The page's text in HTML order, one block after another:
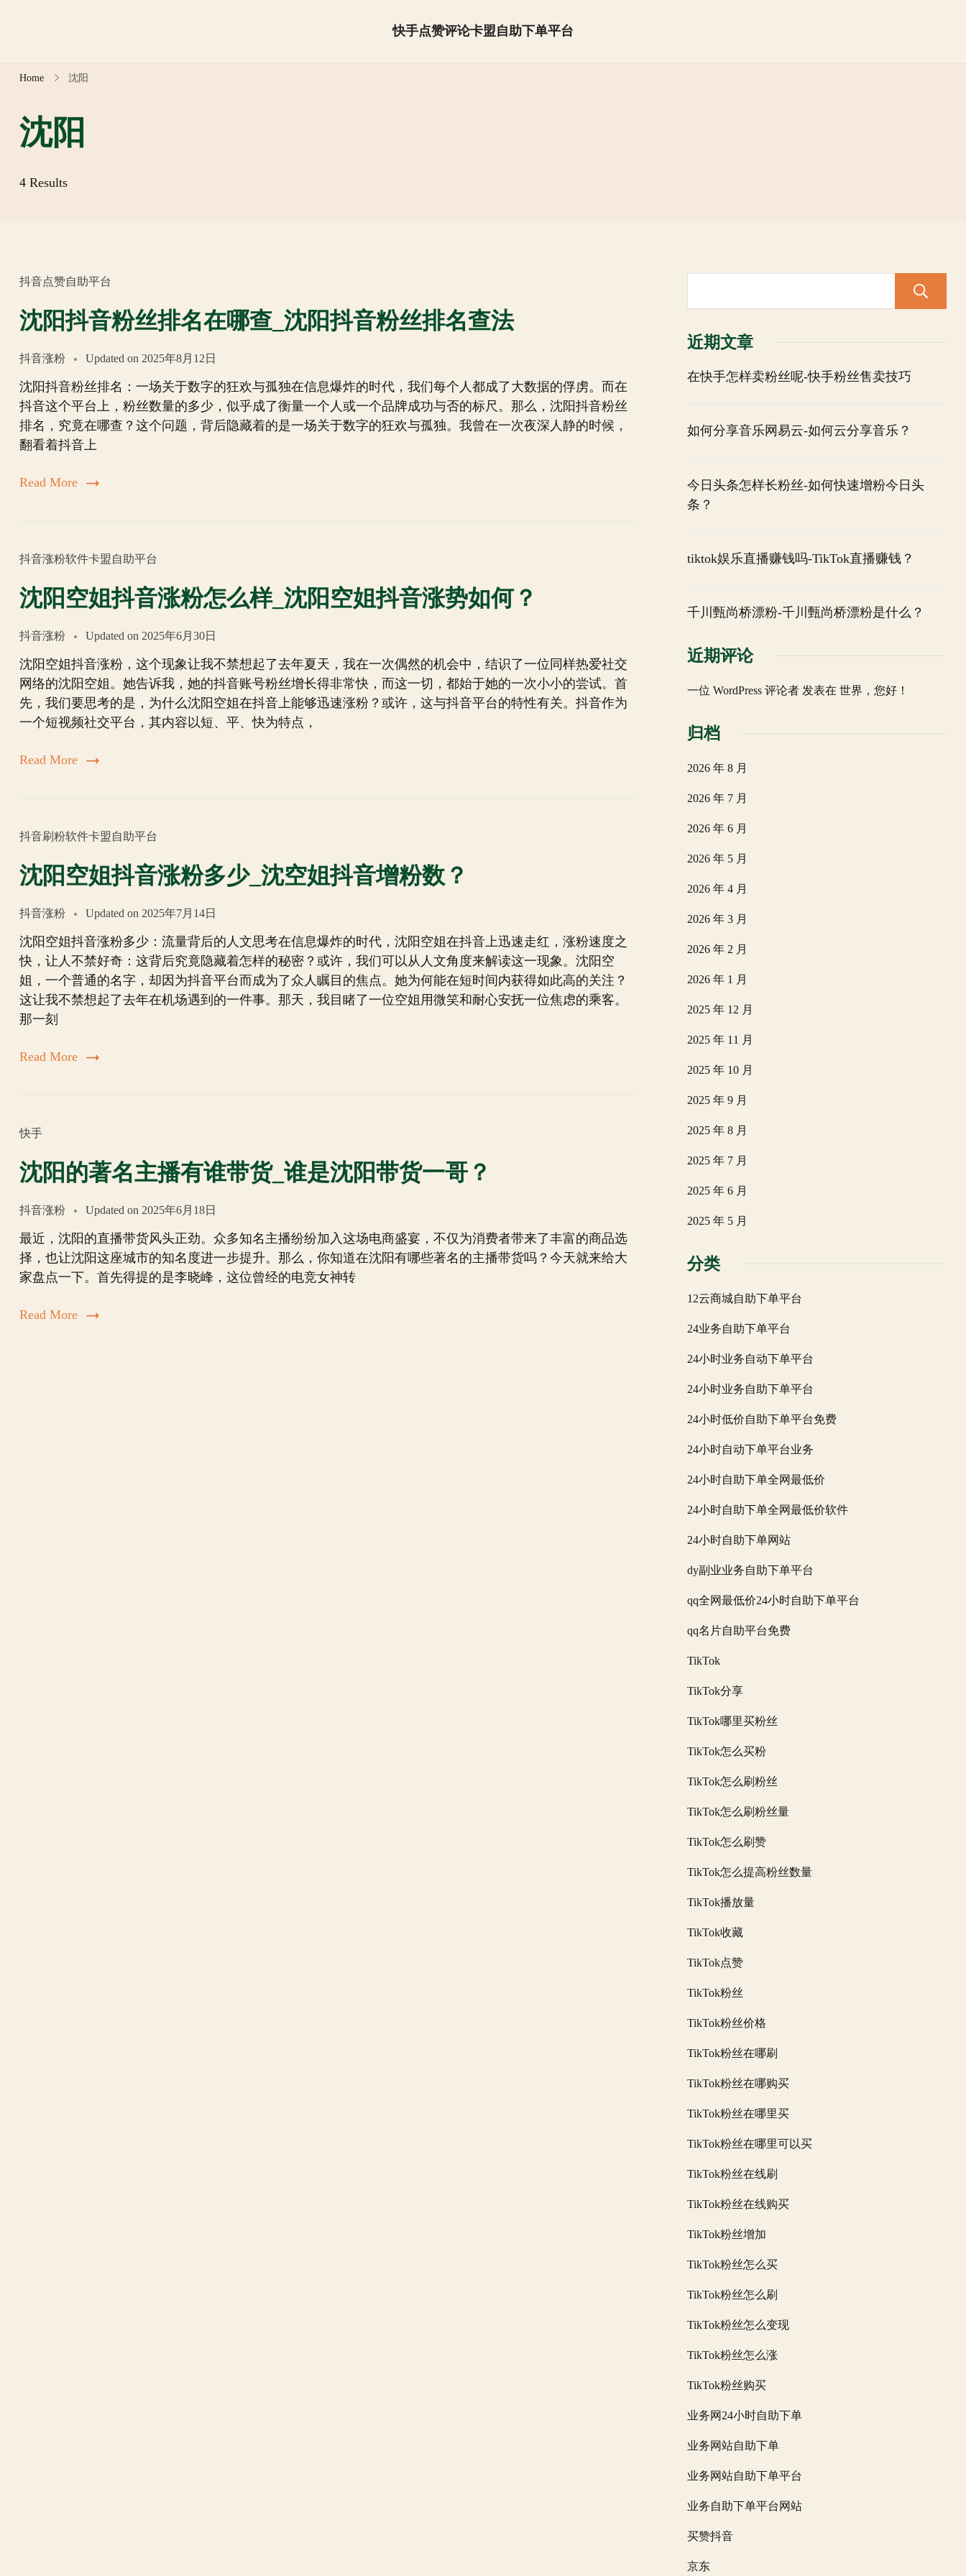
快手点赞评论卡盟自助下单平台
Home 沈阳
沈阳
4 Results
抖音点赞自助平台
沈阳抖音粉丝排名在哪查_沈阳抖音粉丝排名查法
抖音涨粉 Updated on 2025年8月12日
沈阳抖音粉丝排名：一场关于数字的狂欢与孤独在信息爆炸的时代，我们每个人都成了大数据的俘虏。而在
抖音这个平台上，粉丝数量的多少，似乎成了衡量一个人或一个品牌成功与否的标尺。那么，沈阳抖音粉丝
排名，究竟在哪查？这个问题，背后隐藏着的是一场关于数字的狂欢与孤独。我曾在一次夜深人静的时候，
翻看着抖音上
Read More
抖音涨粉软件卡盟自助平台
沈阳空姐抖音涨粉怎么样_沈阳空姐抖音涨势如何？
抖音涨粉 Updated on 2025年6月30日
沈阳空姐抖音涨粉，这个现象让我不禁想起了去年夏天，我在一次偶然的机会中，结识了一位同样热爱社交
网络的沈阳空姐。她告诉我，她的抖音账号粉丝增长得非常快，而这一切，都始于她的一次小小的尝试。首
先，我们要思考的是，为什么沈阳空姐在抖音上能够迅速涨粉？或许，这与抖音平台的特性有关。抖音作为
一个短视频社交平台，其内容以短、平、快为特点，
Read More
抖音刷粉软件卡盟自助平台
沈阳空姐抖音涨粉多少_沈空姐抖音增粉数？
抖音涨粉 Updated on 2025年7月14日
沈阳空姐抖音涨粉多少：流量背后的人文思考在信息爆炸的时代，沈阳空姐在抖音上迅速走红，涨粉速度之
快，让人不禁好奇：这背后究竟隐藏着怎样的秘密？或许，我们可以从人文角度来解读这一现象。沈阳空
姐，一个普通的名字，却因为抖音平台而成为了众人瞩目的焦点。她为何能在短时间内获得如此高的关注？
这让我不禁想起了去年在机场遇到的一件事。那天，我目睹了一位空姐用微笑和耐心安抚一位焦虑的乘客。
那一刻
Read More
快手
沈阳的著名主播有谁带货_谁是沈阳带货一哥？
抖音涨粉 Updated on 2025年6月18日
最近，沈阳的直播带货风头正劲。众多知名主播纷纷加入这场电商盛宴，不仅为消费者带来了丰富的商品选
择，也让沈阳这座城市的知名度进一步提升。那么，你知道在沈阳有哪些著名的主播带货吗？今天就来给大
家盘点一下。首先得提的是李晓峰，这位曾经的电竞女神转
Read More
近期文章
在快手怎样卖粉丝呢-快手粉丝售卖技巧
如何分享音乐网易云-如何云分享音乐？
今日头条怎样长粉丝-如何快速增粉今日头
条？
tiktok娱乐直播赚钱吗-TikTok直播赚钱？
千川甄尚桥漂粉-千川甄尚桥漂粉是什么？
近期评论
一位 WordPress 评论者发表在 世界，您好！
归档
2026 年 8 月
2026 年 7 月
2026 年 6 月
2026 年 5 月
2026 年 4 月
2026 年 3 月
2026 年 2 月
2026 年 1 月
2025 年 12 月
2025 年 11 月
2025 年 10 月
2025 年 9 月
2025 年 8 月
2025 年 7 月
2025 年 6 月
2025 年 5 月
分类
12云商城自助下单平台
24业务自助下单平台
24小时业务自动下单平台
24小时业务自助下单平台
24小时低价自助下单平台免费
24小时自动下单平台业务
24小时自助下单全网最低价
24小时自助下单全网最低价软件
24小时自助下单网站
dy副业业务自助下单平台
qq全网最低价24小时自助下单平台
qq名片自助平台免费
TikTok
TikTok分享
TikTok哪里买粉丝
TikTok怎么买粉
TikTok怎么刷粉丝
TikTok怎么刷粉丝量
TikTok怎么刷赞
TikTok怎么提高粉丝数量
TikTok播放量
TikTok收藏
TikTok点赞
TikTok粉丝
TikTok粉丝价格
TikTok粉丝在哪刷
TikTok粉丝在哪购买
TikTok粉丝在哪里买
TikTok粉丝在哪里可以买
TikTok粉丝在线刷
TikTok粉丝在线购买
TikTok粉丝增加
TikTok粉丝怎么买
TikTok粉丝怎么刷
TikTok粉丝怎么变现
TikTok粉丝怎么涨
TikTok粉丝购买
业务网24小时自助下单
业务网站自助下单
业务网站自助下单平台
业务自助下单平台网站
买赞抖音
京东